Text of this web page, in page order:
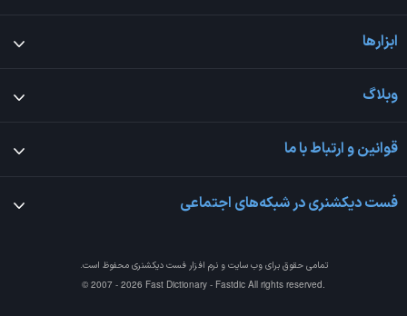
ابزارها
وبلاگ
قوانین و ارتباط با ما
فست دیکشنری در شبکه‌های اجتماعی
تمامی حقوق برای وب سایت و نرم افزارفست دیکشنری محفوظ است.
© 2007 - 2026 Fast Dictionary - Fastdic All rights reserved.